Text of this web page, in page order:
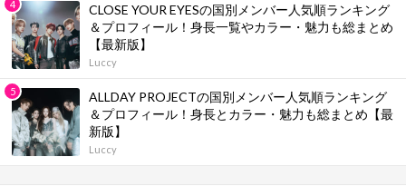
CLOSE YOUR EYESの国別メンバー人気順ランキング
＆プロフィール！身長一覧やカラー・魅力も総まとめ
【最新版】
Luccy
ALLDAY PROJECTの国別メンバー人気順ランキング
＆プロフィール！身長とカラー・魅力も総まとめ【最
新版】
Luccy